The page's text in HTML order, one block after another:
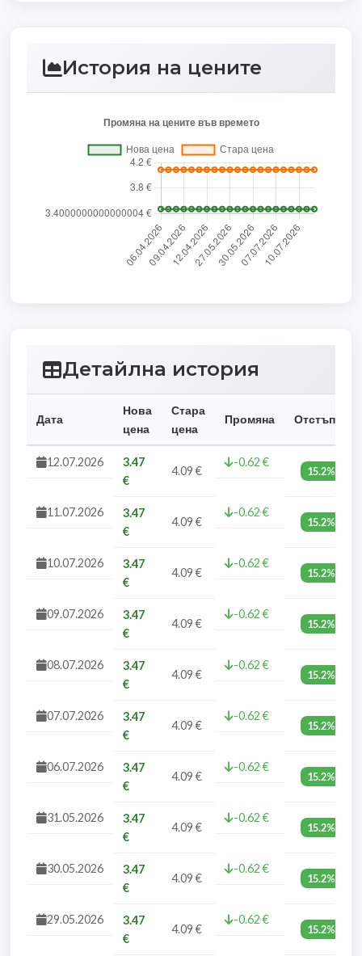
История на цените
Детайлна история
Дата
Нова
цена
Стара
цена
Промяна Отстъпка
12.07.2026
3.47
€
4.09 €
-0.62 €
15.2%
11.07.2026
3.47
€
4.09 €
-0.62 €
15.2%
10.07.2026
3.47
€
4.09 €
-0.62 €
15.2%
09.07.2026
3.47
€
4.09 €
-0.62 €
15.2%
08.07.2026
3.47
€
4.09 €
-0.62 €
15.2%
07.07.2026
3.47
€
4.09 €
-0.62 €
15.2%
06.07.2026
3.47
€
4.09 €
-0.62 €
15.2%
31.05.2026
3.47
€
4.09 €
-0.62 €
15.2%
30.05.2026
3.47
€
4.09 €
-0.62 €
15.2%
29.05.2026
3.47
€
4.09 €
-0.62 €
15.2%